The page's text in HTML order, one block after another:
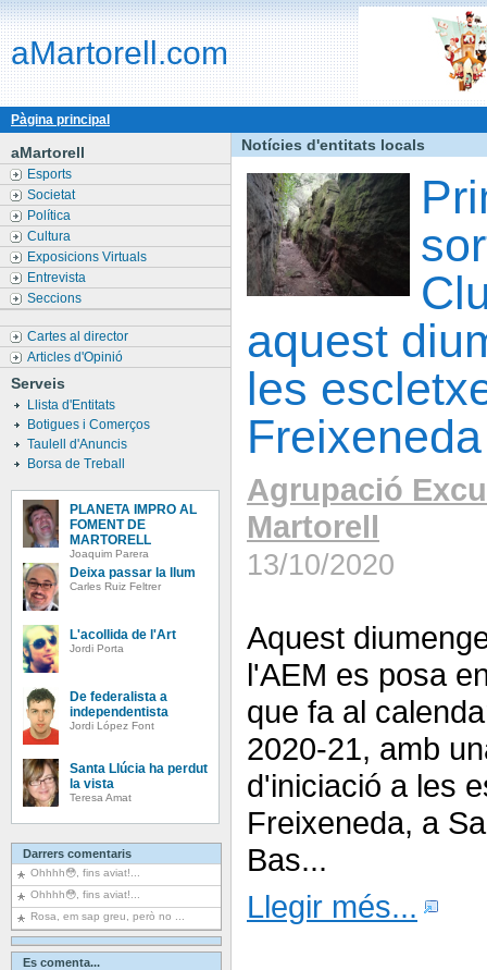
aMartorell.com
Pàgina principal
aMartorell
Esports
Societat
Política
Cultura
Exposicions Virtuals
Entrevista
Seccions
Cartes al director
Articles d'Opinió
Serveis
Llista d'Entitats
Botigues i Comerços
Taulell d'Anuncis
Borsa de Treball
PLANETA IMPRO AL
FOMENT DE
MARTORELL
Joaquim Parera
Deixa passar la llum
Carles Ruiz Feltrer
L'acollida de l'Art
Jordi Porta
De federalista a
independentista
Jordi López Font
Santa Llúcia ha perdut
la vista
Teresa Amat
Darrers comentaris
Ohhhh😳, fins aviat!...
Ohhhh😳, fins aviat!...
Rosa, em sap greu, però no ...
Es comenta...
Notícies d'entitats locals
aquest
les
Freixeneda
Agrupació
Martorell
13/10/2020
Aquest
l'AEM es posa
que fa al
2020-21, amb
d'iniciació a les
Freixeneda, a
Bas...
Llegir més...